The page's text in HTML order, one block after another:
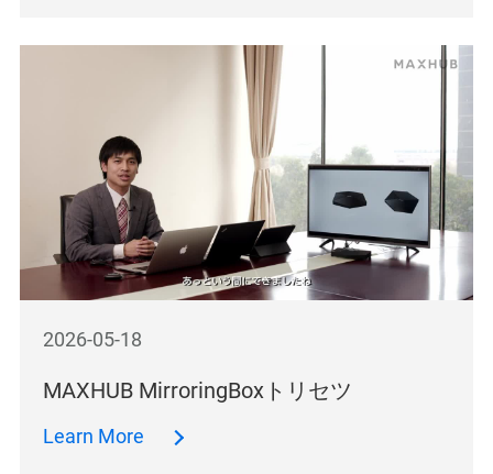
2026-05-18
MAXHUB MirroringBoxトリセツ
Learn More